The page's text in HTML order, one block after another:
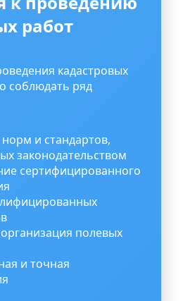
работ
кадастровых
соблюдать ряд
и стандартов,
законодательством
сертифицированного
полевых
и точная